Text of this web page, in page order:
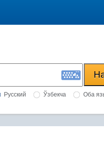
Русский Ўзбекча Оба